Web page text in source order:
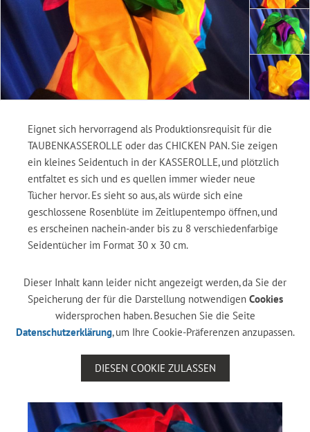
Eignet sich hervorragend als Produktionsrequisit für die
TAUBENKASSEROLLE oder das CHICKEN PAN. Sie zeigen
ein kleines Seidentuch in der KASSEROLLE, und plötzlich
entfaltet es sich und es quellen immer wieder neue
Tücher hervor. Es sieht so aus, als würde sich eine
geschlossene Rosenblüte im Zeitlupentempo öffnen, und
es erscheinen nachein-ander bis zu 8 verschiedenfarbige
Seidentücher im Format 30 x 30 cm.
Dieser Inhalt kann leider nicht angezeigt werden, da Sie der
Speicherung der für die Darstellung notwendigen Cookies
widersprochen haben. Besuchen Sie die Seite
Datenschutzerklärung, um Ihre Cookie-Präferenzen anzupassen.
DIESEN COOKIE ZULASSEN